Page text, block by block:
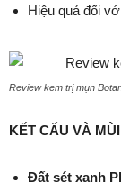
Hiệu quả đối
Review kem trị mụn
KẾT CẤU VÀ
Đất sét xanh